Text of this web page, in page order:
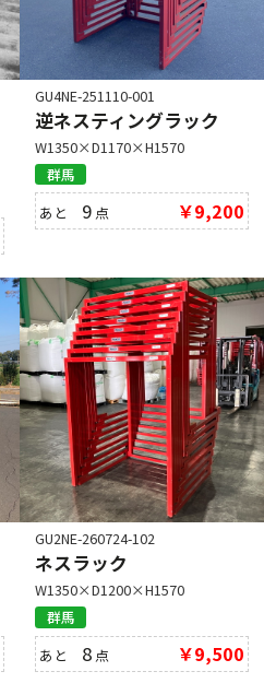
GU4NE-251110-001
逆ネスティングラック
W1350×D1170×H1570
群馬
あと 9 点 ￥9,200
GU2NE-260724-102
ネスラック
W1350×D1200×H1570
群馬
あと 8 点 ￥9,500